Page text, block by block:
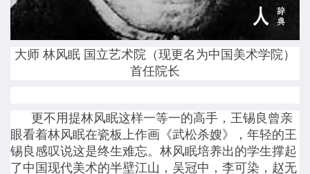
大师 林风眠 国立艺术院（现更名为中国美术学院）
首任院长
更不用提林风眠这样一等一的高手，王锡良曾亲
眼看着林风眠在瓷板上作画《武松杀嫂》，年轻的王
锡良感叹说这是终生难忘。林风眠培养出的学生撑起
了中国现代美术的半壁江山，吴冠中，李可染，赵无